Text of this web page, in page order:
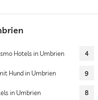
Hotels in Umbrien 4
Hund in Umbrien 9
in Umbrien 8